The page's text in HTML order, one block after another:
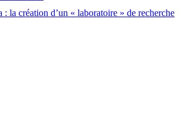
la création d’un « laboratoire » de recherche